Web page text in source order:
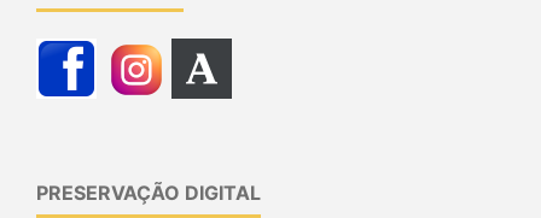
PRESERVAÇÃO DIGITAL